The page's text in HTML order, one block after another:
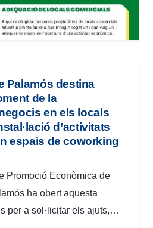
Palamós destina
de la
en els locals
d’activitats
espais de coworking
Promoció Econòmica de
ha obert aquesta
per a sol·licitar els ajuts,…